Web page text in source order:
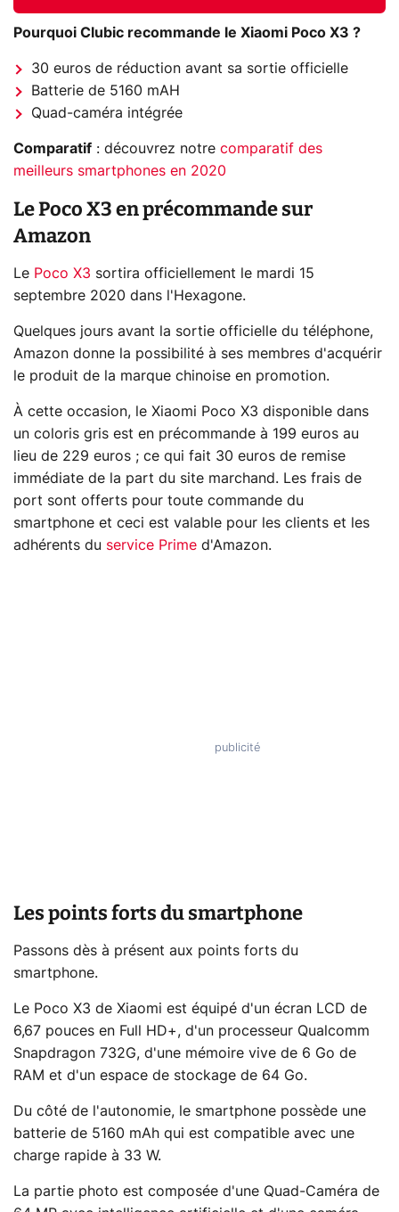
Pourquoi Clubic recommande le Xiaomi Poco X3 ?
30 euros de réduction avant sa sortie officielle
Batterie de 5160 mAH
Quad-caméra intégrée
Comparatif : découvrez notre comparatif des
meilleurs smartphones en 2020
Le Poco X3 en précommande sur
Amazon
Le Poco X3 sortira officiellement le mardi 15
septembre 2020 dans l'Hexagone.
Quelques jours avant la sortie officielle du téléphone,
Amazon donne la possibilité à ses membres d'acquérir
le produit de la marque chinoise en promotion.
À cette occasion, le Xiaomi Poco X3 disponible dans
un coloris gris est en précommande à 199 euros au
lieu de 229 euros ; ce qui fait 30 euros de remise
immédiate de la part du site marchand. Les frais de
port sont offerts pour toute commande du
smartphone et ceci est valable pour les clients et les
adhérents du service Prime d'Amazon.
Les points forts du smartphone
Passons dès à présent aux points forts du
smartphone.
Le Poco X3 de Xiaomi est équipé d'un écran LCD de
6,67 pouces en Full HD+, d'un processeur Qualcomm
Snapdragon 732G, d'une mémoire vive de 6 Go de
RAM et d'un espace de stockage de 64 Go.
Du côté de l'autonomie, le smartphone possède une
batterie de 5160 mAh qui est compatible avec une
charge rapide à 33 W.
La partie photo est composée d'une Quad-Caméra de